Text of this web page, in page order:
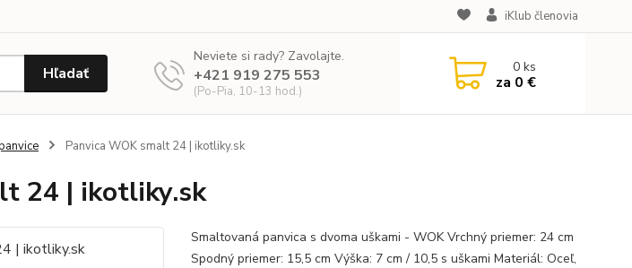
iKlub členovia
Hľadať
Neviete si rady? Zavolajte.
+421 919 275 553
(Po-Pia, 10-13 hod.)
0ks
za 0 €
Panvica WOK smalt 24 | ikotliky.sk
24 | ikotliky.sk
Smaltovaná panvica s dvoma uškami - WOK Vrchný priemer: 24 cm
Spodný priemer: 15,5 cm Výška: 7 cm / 10,5 s uškami Materiál: Oceľ,